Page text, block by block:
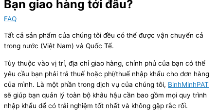
Bạn giao hàng tới đâu?
FAQ
Tất cả sản phẩm của chúng tôi đều có thể được vận chuyển cả
trong nước (Việt Nam) và Quốc Tế.
Tùy thuộc vào vị trí, địa chỉ giao hàng, chính phủ của bạn có thể
yêu cầu bạn phải trả thuế hoặc phí/thuế nhập khẩu cho đơn hàng
của mình. Là một phần trong dịch vụ của chúng tôi, BinhMinhPAT
sẽ giúp bạn quản lý toàn bộ khâu hậu cần bao gồm mọi quy trình
nhập khẩu để có trải nghiệm tốt nhất và không gặp rắc rối.